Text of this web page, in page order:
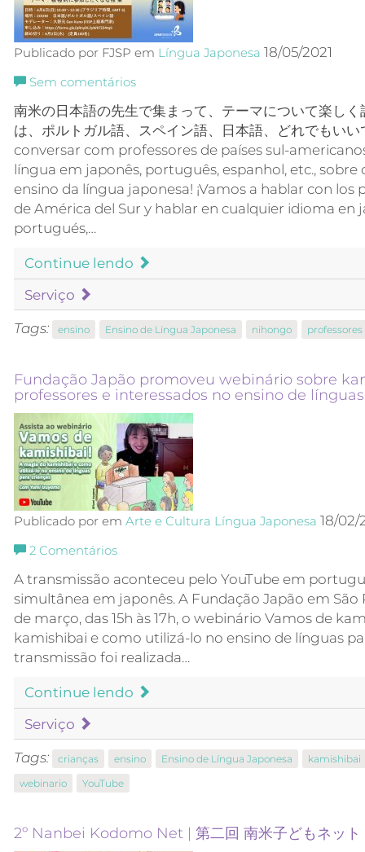
Publicado por FJSP em Língua Japonesa 18/05/2021
Sem comentários
南米の日本語の先生で集まって、テーマについて楽し
は、ポルトガル語、スペイン語、日本語、どれでもい
conversar com professores de países sul-
língua em japonês, português, espanhol, etc.,
ensino da língua japonesa! ¡Vamos a hablar con los
de América del Sur y hablar en cualquier idioma en
portugués,…
Continue lendo
Serviço
Tags: ensino Ensino de Língua Japonesa nihongo
Fundação Japão promoveu webinário sobre
professores e interessados no ensino de
Publicado por em Arte e Cultura Língua Japonesa 18/02/
2 Comentários
A transmissão aconteceu pelo YouTube em
simultânea em japonês. A Fundação Japão em São
de março, das 15h às 17h, o webinário Vamos de
kamishibai e como utilizá-lo no ensino de línguas
transmissão foi realizada…
Continue lendo
Serviço
Tags: crianças ensino Ensino de Língua Japonesa
kamishibai
webinario
YouTube
2º Nanbei Kodomo Net | 第二回 南米子どもネット